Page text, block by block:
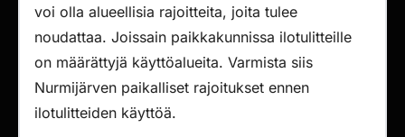
voi olla alueellisia rajoitteita, joita tulee
noudattaa. Joissain paikkakunnissa ilotulitteille
on määrättyjä käyttöalueita. Varmista siis
Nurmijärven paikalliset rajoitukset ennen
ilotulitteiden käyttöä.